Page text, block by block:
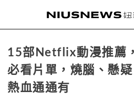
15部Netflix動漫推薦
必看片單，燒腦、懸疑
熱血通通有